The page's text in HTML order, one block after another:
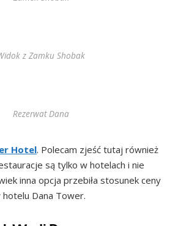
z Zamku Shobak
Rezerwat Dana
Hotel. Polecam zjeść tutaj również
są tylko w hotelach i nie
inna opcja przebiła stosunek ceny
Dana Tower.